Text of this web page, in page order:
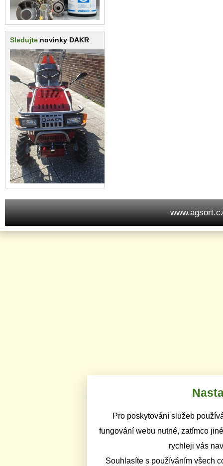
Pro poskytování služeb
fungování webu nutné, zatímco
rychleji vás
Souhlasíte s používáním všech
Sledujte novinky DAKR